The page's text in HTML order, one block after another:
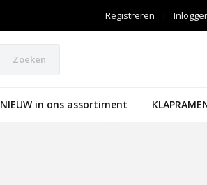
|
Registreren
Zoeken
NIEUW in ons assortiment